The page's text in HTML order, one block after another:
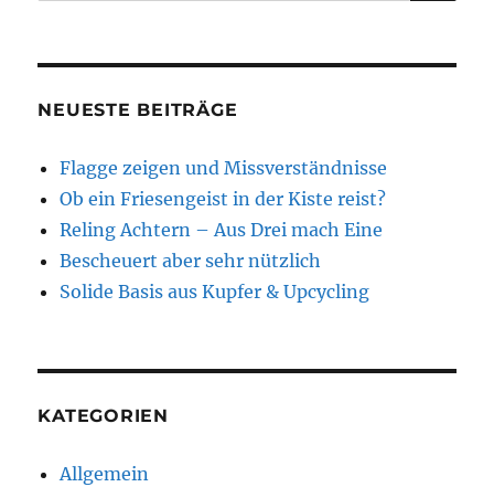
NEUESTE BEITRÄGE
Flagge zeigen und Missverständnisse
Ob ein Friesengeist in der Kiste reist?
Reling Achtern – Aus Drei mach Eine
Bescheuert aber sehr nützlich
Solide Basis aus Kupfer & Upcycling
KATEGORIEN
Allgemein